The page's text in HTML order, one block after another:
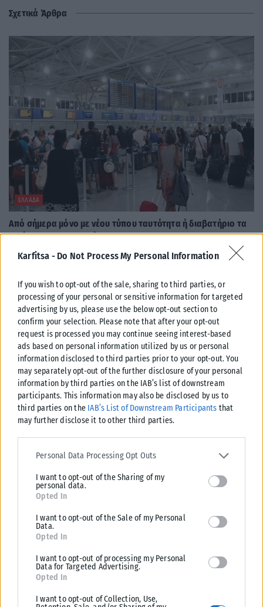
Karfitsa - Do Not Process My Personal Information
If you wish to opt-out of the sale, sharing to third parties, or
processing of your personal or sensitive information for targeted
advertising by us, please use the below opt-out section to
confirm your selection. Please note that after your opt-out
request is processed you may continue seeing interest-based
ads based on personal information utilized by us or personal
information disclosed to third parties prior to your opt-out. You
may separately opt-out of the further disclosure of your personal
information by third parties on the IAB’s list of downstream
participants. This information may also be disclosed by us to
third parties on the IAB’s List of Downstream Participants that
may further disclose it to other third parties.
Please note that this website/app uses one or more Google
services and may gather and store information including but not
deny consent to Google and its third-party tags to use your data
for below specified purposes in below Google consent section.
Personal Data Processing Opt Outs
I want to opt-out of the Sharing of my
personal data.
Opted In
I want to opt-out of the Sale of my Personal
Data.
Opted In
I want to opt-out of processing my Personal
Data for Targeted Advertising.
Opted In
I want to opt-out of Collection, Use,
Σχετικά Άρθρα
ΕΛΛΆΔΑ
Από σήμερα μόνο με νέου τύπου ταυτότητα ή διαβατήριο τα
ταξίδια στο εξωτερικό
Από σήμερα, 3 Αυγούστου, οι παλαιού τύπου «μπλε» αστυνομικές
εξωτερικό, με...
ΑΝΑΡΤΉΘΗΚΕ ΑΠΌKARFITSANEWS 03/08/2026
Υπουργείο Κλιματικής Κρίσης: Ενέργειες για την κρατική
αρωγή προς τους πυρόπληκτους
Σε εξέλιξη βρίσκονται οι διαδικασίες κρατικής αρωγής για τις περιοχές
που επλήγησαν από τις πρόσφατες πυρκαγιές, με τις αρμόδιες αρχές...
ΑΝΑΡΤΉΘΗΚΕ ΑΠΌKARFITSANEWS 02/08/2026